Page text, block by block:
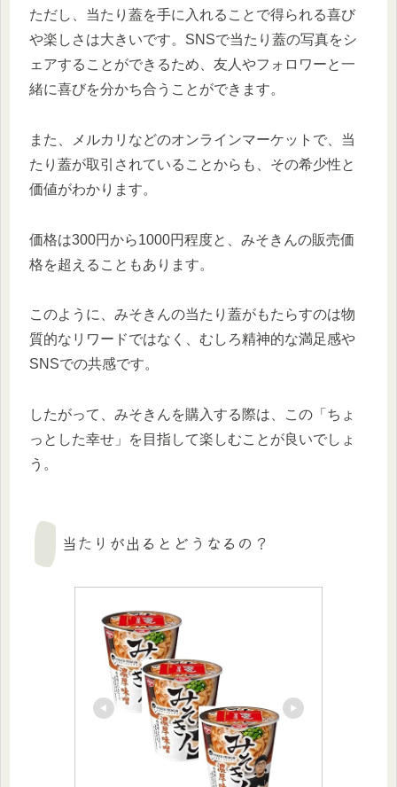
ただし、当たり蓋を手に入れることで得られる喜び
や楽しさは大きいです。SNSで当たり蓋の写真をシ
ェアすることができるため、友人やフォロワーと一
緒に喜びを分かち合うことができます。
また、メルカリなどのオンラインマーケットで、当
たり蓋が取引されていることからも、その希少性と
価値がわかります。
価格は300円から1000円程度と、みそきんの販売価
格を超えることもあります。
このように、みそきんの当たり蓋がもたらすのは物
質的なリワードではなく、むしろ精神的な満足感や
SNSでの共感です。
したがって、みそきんを購入する際は、この「ちょ
っとした幸せ」を目指して楽しむことが良いでしょ
う。
当たりが出るとどうなるの？